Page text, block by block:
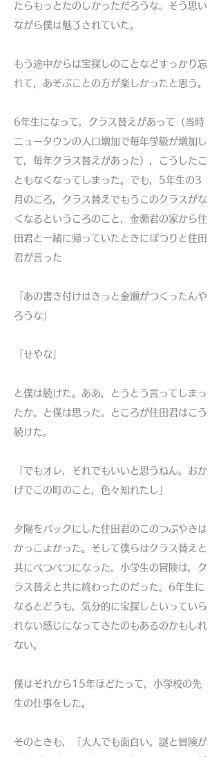
たらもっとたのしかっただろうな。そう思い
ながら僕は魅了されていた。
もう途中からは宝探しのことなどすっかり忘
れて，あそぶことの方が楽しかったと思う。
6年生になって，クラス替えがあって（当時
ニュータウンの人口増加で毎年学級が増加し
て，毎年クラス替えがあった），こうしたこ
ともなくなってしまった。でも，5年生の3
月のころ，クラス替えでもうこのクラスがな
くなるというころのこと，金瀬君の家から住
田君と一緒に帰っていたときにぽつりと住田
君が言った
「あの書き付けはきっと金瀬がつくったんや
ろうな」
「せやな」
と僕は続けた。ああ，とうとう言ってしまっ
たか。と僕は思った。ところが住田君はこう
続けた。
「でもオレ，それでもいいと思うねん。おか
げでこの町のこと，色々知れたし」
夕陽をバックにした住田君のこのつぶやきは
かっこよかった。そして僕らはクラス替えと
共にべつべつになった。小学生の冒険は，ク
ラス替えと共に終わったのだった。6年生に
なるとどうも，気分的に宝探しといっていら
れない感じになってきたのもあるのかもしれ
ない。
僕はそれから15年ほどたって，小学校の先
生の仕事をした。
そのときも，「大人でも面白い。謎と冒険が